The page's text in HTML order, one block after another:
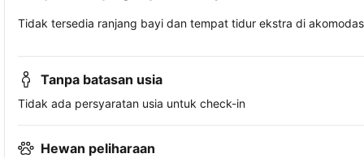
Tidak tersedia ranjang bayi dan tempat tidur ekstra di
Tanpa batasan usia
Tidak ada persyaratan usia untuk check-in
Hewan peliharaan